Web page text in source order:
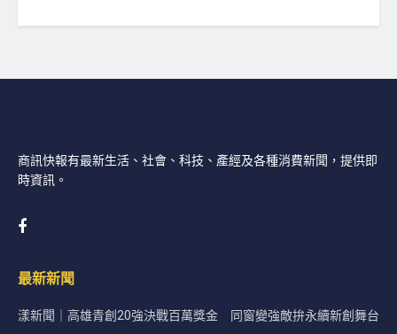
商訊快報有最新生活、社會、科技、產經及各種消費新聞，提供即
時資訊。
最新新聞
漾新聞｜高雄青創20強決戰百萬獎金 同窗變強敵拚永續新創舞台